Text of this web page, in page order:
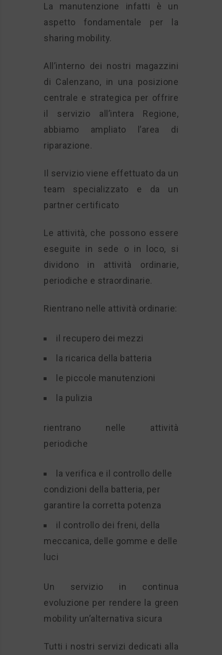
La manutenzione infatti è un
aspetto fondamentale per la
sharing mobility.
All’interno dei nostri magazzini
di Calenzano, in una posizione
centrale e strategica per offrire
il servizio all’intera Regione,
abbiamo ampliato l’area di
riparazione.
Il servizio viene effettuato da un
team specializzato e da un
partner certificato
Le attività, che possono essere
eseguite in sede o in loco, si
dividono in attività ordinarie,
periodiche e straordinarie.
Rientrano nelle attività ordinarie:
il recupero dei mezzi
la ricarica della batteria
le piccole manutenzioni
la pulizia
rientrano nelle attività
periodiche
la verifica e il controllo delle
condizioni della batteria, per
garantire la corretta potenza
il controllo dei freni, della
meccanica, delle gomme e delle
luci
Un servizio in continua
evoluzione per rendere la green
mobility un’alternativa sicura
Tutti i nostri servizi dedicati alla